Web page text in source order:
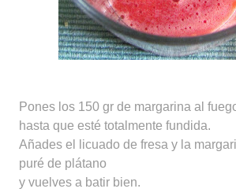
Pones los 150 gr de margarina al
hasta que esté totalmente fundida.
Añades el licuado de fresa y la
puré de plátano
y vuelves a batir bien.